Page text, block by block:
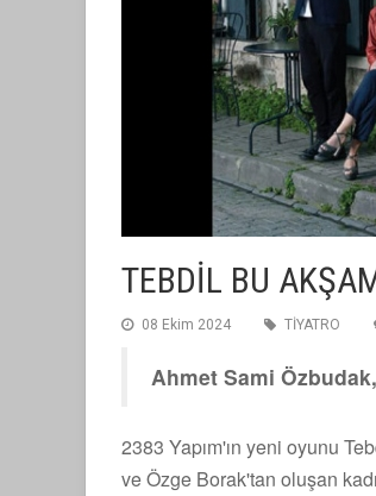
TEBDİL BU
08 Ekim 2024 TİYATRO
Ahmet Sami
2383 Yapım'ın yeni oyunu
ve Özge Borak'tan oluşan